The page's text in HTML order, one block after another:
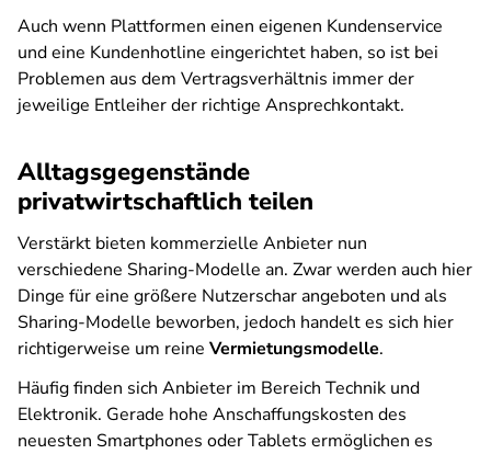
Auch wenn Plattformen einen eigenen Kundenservice
und eine Kundenhotline eingerichtet haben, so ist bei
Problemen aus dem Vertragsverhältnis immer der
jeweilige Entleiher der richtige Ansprechkontakt.
Alltagsgegenstände
privatwirtschaftlich teilen
Verstärkt bieten kommerzielle Anbieter nun
verschiedene Sharing-Modelle an. Zwar werden auch hier
Dinge für eine größere Nutzerschar angeboten und als
Sharing-Modelle beworben, jedoch handelt es sich hier
richtigerweise um reine Vermietungsmodelle.
Häufig finden sich Anbieter im Bereich Technik und
Elektronik. Gerade hohe Anschaffungskosten des
neuesten Smartphones oder Tablets ermöglichen es